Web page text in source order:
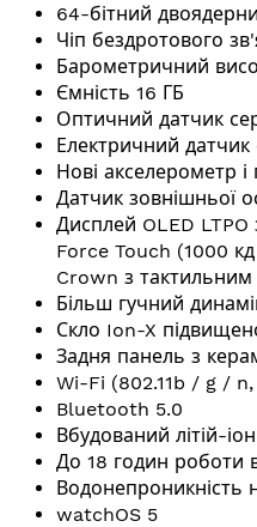
64-бітний
Чіп бездротового
Барометричний
Ємність 16 ГБ
Оптичний датчик
Електричний датчик
Нові акселерометр і
Датчик зовнішньої
Дисплей OLED LTPO
Force Touch (1000
Crown з тактильним
Більш гучний
Скло Ion-X
Задня панель з
Wi-Fi (802.11b / g / n,
Bluetooth 5.0
Вбудований літій-
До 18 годин роботи
Водонепроникність
watchOS 5